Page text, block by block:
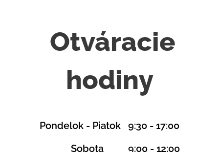
Otváracie
hodiny
Pondelok - Piatok 9:30 - 17:00
Sobota 9:00 - 12:00